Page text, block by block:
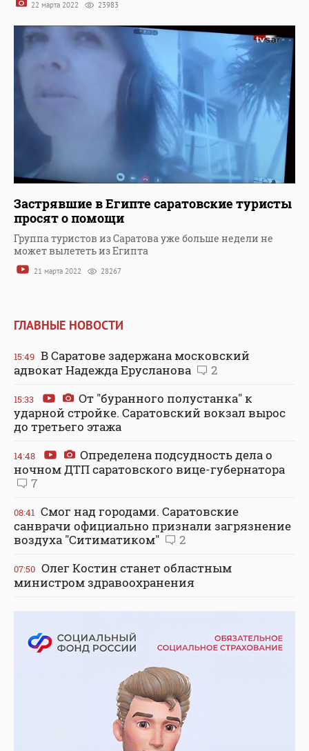
22 марта 2022 23983
Застрявшие в Египте саратовские туристы
просят о помощи
Группа туристов из Саратова уже больше недели не
может вылететь из Египта
21 марта 2022 28267
ГЛАВНЫЕ НОВОСТИ
15:49 В Саратове задержана московский
адвокат Надежда Ерусланова
2
15:33
От "буранного полустанка" к
ударной стройке. Саратовский вокзал вырос
до третьего этажа
14:48
Определена подсудность дела о
ночном ДТП саратовского вице-губернатора
7
08:41 Смог над городами. Саратовские
санврачи официально признали загрязнение
воздуха "Ситиматиком"
2
07:50 Олег Костин станет областным
министром здравоохранения